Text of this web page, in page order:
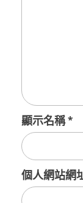
顯示名稱*
個人網站網